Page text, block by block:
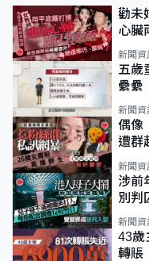
勸未
心臟
新聞資
五歲
纍
類案
新聞資
偶像
遭群
新聞資
涉前
別判
新聞資
43
轉賬